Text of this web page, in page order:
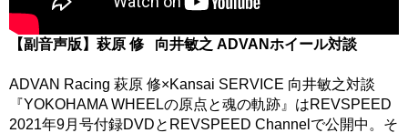
【副音声版】萩原 修 向井敏之 ADVANホイール対談
ADVAN Racing 萩原 修×Kansai SERVICE 向井敏之対談
『YOKOHAMA WHEELの原点と魂の軌跡』はREVSPEED
2021年9月号付録DVDとREVSPEED Channelで公開中。そ